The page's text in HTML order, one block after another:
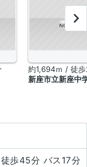
約1,694ｍ / 徒
新座市立新座中
徒歩45分 バス17分